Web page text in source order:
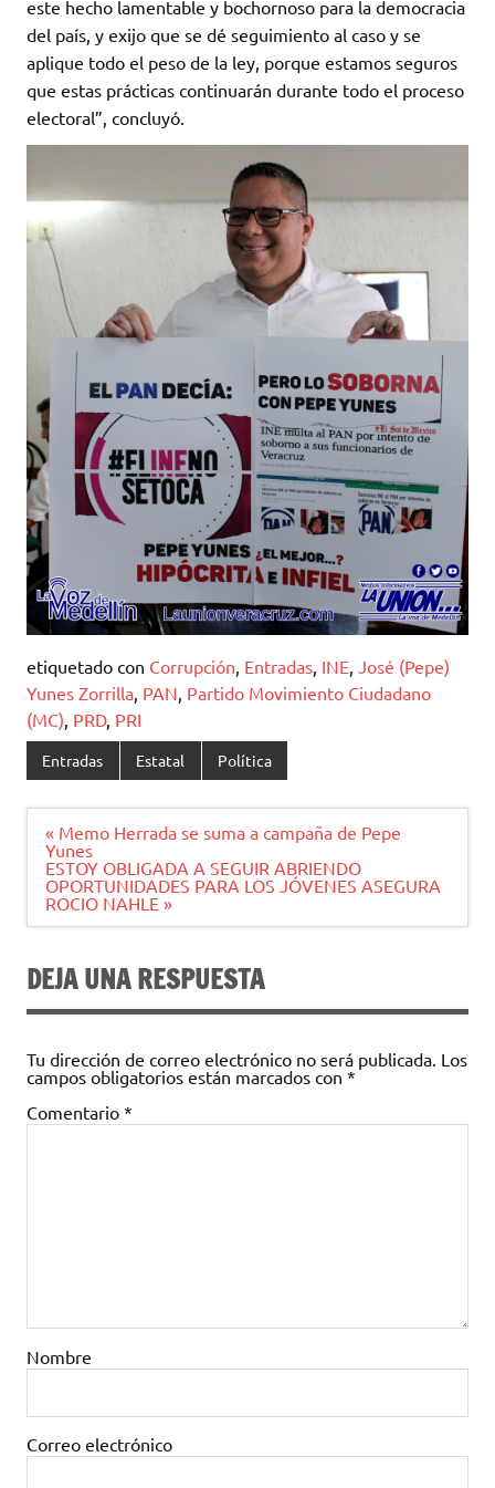
este hecho lamentable y bochornoso para la democracia
del país, y exijo que se dé seguimiento al caso y se
aplique todo el peso de la ley, porque estamos seguros
que estas prácticas continuarán durante todo el proceso
electoral”, concluyó.
etiquetado con Corrupción Entradas INE
José (Pepe)
Yunes Zorrilla PAN Partido Movimiento Ciudadano
(MC) PRD, PRI
Entradas Estatal Política
Navegación
de
entradas
« Memo Herrada se suma a campaña de Pepe
Yunes
ESTOY OBLIGADA A SEGUIR ABRIENDO
OPORTUNIDADES PARA LOS JÓVENES ASEGURA
ROCIO NAHLE »
DEJA UNA RESPUESTA
Tu dirección de correo electrónico no será publicada. Los
campos obligatorios están marcados con *
Comentario *
Nombre
Correo electrónico